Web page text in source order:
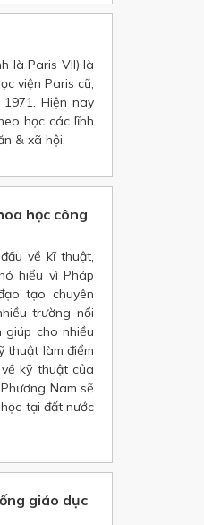
là Paris VII) là
viện Paris cũ,
Hiện nay
học các lĩnh
& xã hội.
học công
về kĩ thuật,
hiểu vì Pháp
tạo chuyên
trường nổi
cho nhiều
thuật làm điểm
kỹ thuật của
Nam sẽ
tại đất nước
giáo dục